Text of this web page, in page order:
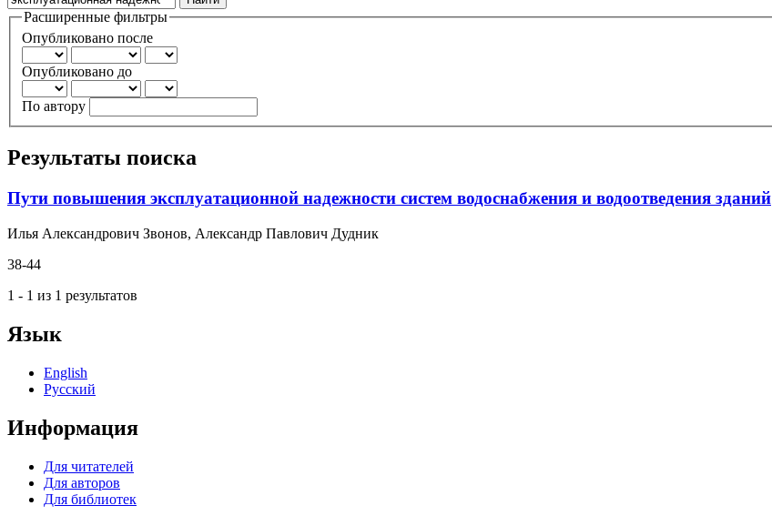
Расширенные фильтры
Опубликовано после
Опубликовано до
По автору
Результаты поиска
Пути повышения эксплуатационной надежности систем водоснабжения и водоотведения зданий
Илья Александрович Звонов, Александр Павлович Дудник
38-44
1 - 1 из 1 результатов
Язык
English
Русский
Информация
Для читателей
Для авторов
Для библиотек